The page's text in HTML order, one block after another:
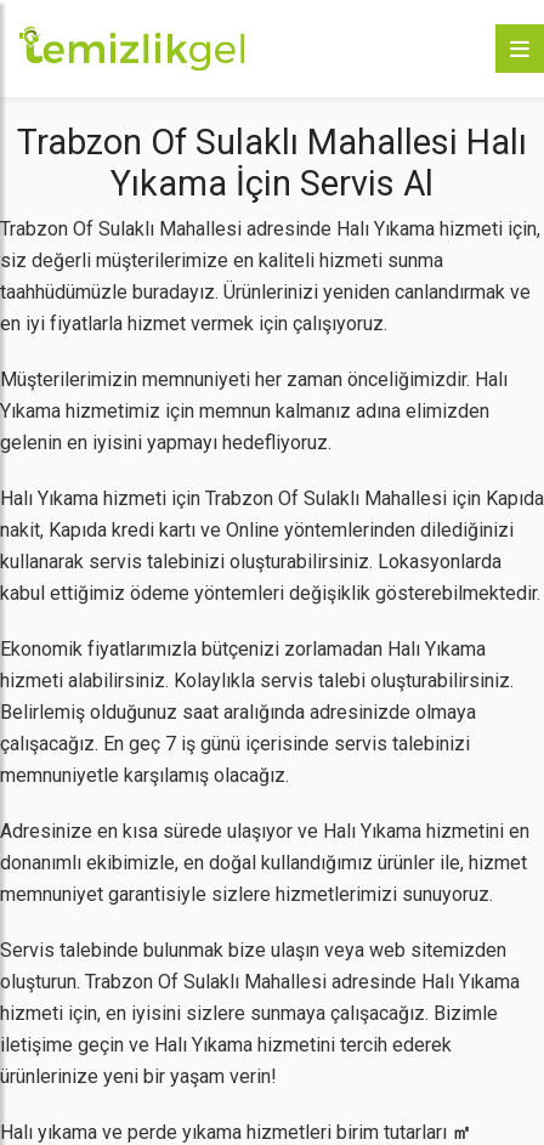
Trabzon Of Sulaklı Mahallesi Halı
Yıkama İçin Servis Al
Trabzon Of Sulaklı Mahallesi adresinde Halı Yıkama hizmeti için,
siz değerli müşterilerimize en kaliteli hizmeti sunma
taahhüdümüzle buradayız. Ürünlerinizi yeniden canlandırmak ve
en iyi fiyatlarla hizmet vermek için çalışıyoruz.
Müşterilerimizin memnuniyeti her zaman önceliğimizdir. Halı
Yıkama hizmetimiz için memnun kalmanız adına elimizden
gelenin en iyisini yapmayı hedefliyoruz.
Halı Yıkama hizmeti için Trabzon Of Sulaklı Mahallesi için Kapıda
nakit, Kapıda kredi kartı ve Online yöntemlerinden dilediğinizi
kullanarak servis talebinizi oluşturabilirsiniz. Lokasyonlarda
kabul ettiğimiz ödeme yöntemleri değişiklik gösterebilmektedir.
Ekonomik fiyatlarımızla bütçenizi zorlamadan Halı Yıkama
hizmeti alabilirsiniz. Kolaylıkla servis talebi oluşturabilirsiniz.
Belirlemiş olduğunuz saat aralığında adresinizde olmaya
çalışacağız. En geç 7 iş günü içerisinde servis talebinizi
memnuniyetle karşılamış olacağız.
Adresinize en kısa sürede ulaşıyor ve Halı Yıkama hizmetini en
donanımlı ekibimizle, en doğal kullandığımız ürünler ile, hizmet
memnuniyet garantisiyle sizlere hizmetlerimizi sunuyoruz.
Servis talebinde bulunmak bize ulaşın veya web sitemizden
oluşturun. Trabzon Of Sulaklı Mahallesi adresinde Halı Yıkama
hizmeti için, en iyisini sizlere sunmaya çalışacağız. Bizimle
iletişime geçin ve Halı Yıkama hizmetini tercih ederek
ürünlerinize yeni bir yaşam verin!
Halı yıkama ve perde yıkama hizmetleri birim tutarları ㎡